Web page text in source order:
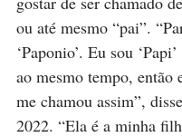
ou até mesmo “pai”.
‘Paponio’. Eu sou
ao mesmo tempo, então
me chamou assim”,
2022. “Ela é a minha